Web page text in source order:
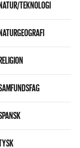
NATUR/TEKNOLOGI
NATURGEOGRAFI
RELIGION
TYSK